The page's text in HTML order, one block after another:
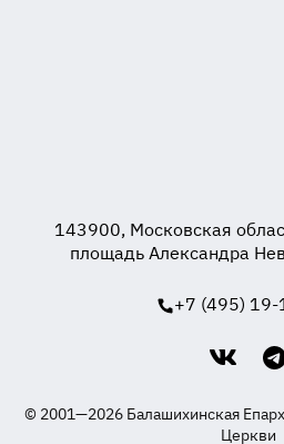
143900, Московская
площадь Александра
+7 (495)
© 2001—2026 Балашихинская
Церкви